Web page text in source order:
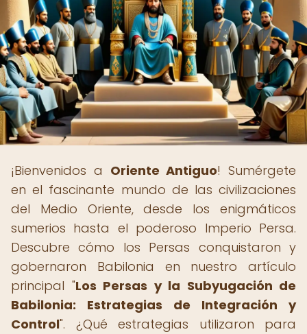
¡Bienvenidos a Oriente Antiguo! Sumérgete
en el fascinante mundo de las civilizaciones
del Medio Oriente, desde los enigmáticos
sumerios hasta el poderoso Imperio Persa.
Descubre cómo los Persas conquistaron y
gobernaron Babilonia en nuestro artículo
principal "Los Persas y la Subyugación de
Babilonia: Estrategias de Integración y
Control". ¿Qué estrategias utilizaron para